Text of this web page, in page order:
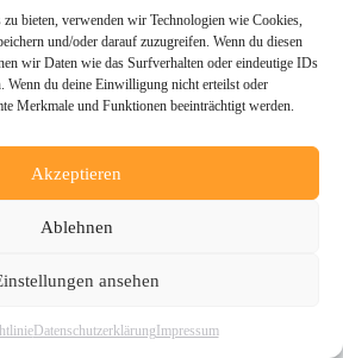
bieten, verwenden wir Technologien wie Cookies,
und/oder darauf zuzugreifen. Wenn du diesen
wir Daten wie das Surfverhalten oder eindeutige IDs
Wenn du deine Einwilligung nicht erteilst oder
Merkmale und Funktionen beeinträchtigt werden.
Akzeptieren
Ablehnen
ansehen
Datenschutzerklärung Impressum
im Umbau.
etwas Geduld und schauen
vorbei.
Homecare-Medizin-Technik